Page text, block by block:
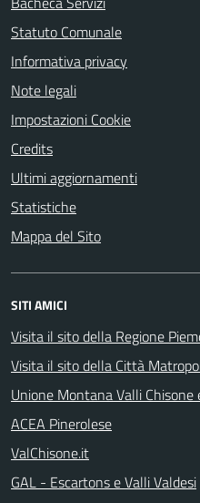
Statuto Comunale
Informativa privacy
Note legali
Impostazioni Cookie
Credits
Ultimi aggiornamenti
Statistiche
Mappa del Sito
SITI AMICI
Visita il sito della Regione
Visita il sito della Città
Unione Montana Valli Chisone
ACEA Pinerolese
ValChisone.it
GAL - Escartons e Valli Valdesi